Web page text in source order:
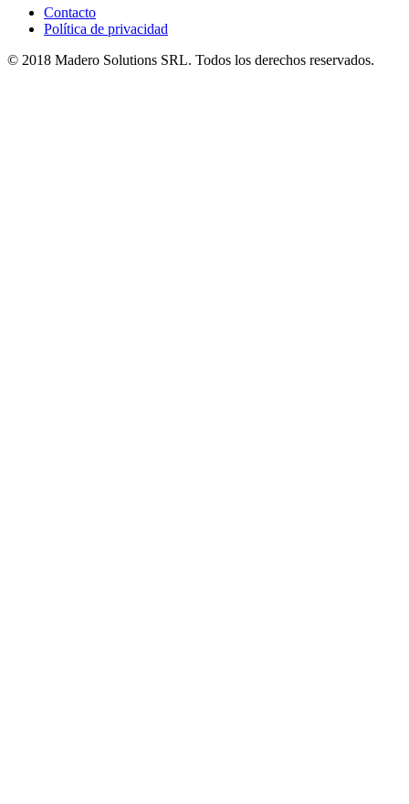
Contacto
Política de privacidad
© 2018 Madero Solutions SRL. Todos los derechos reservados.